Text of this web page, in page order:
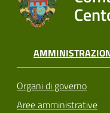
Organi di governo
Aree amministrative